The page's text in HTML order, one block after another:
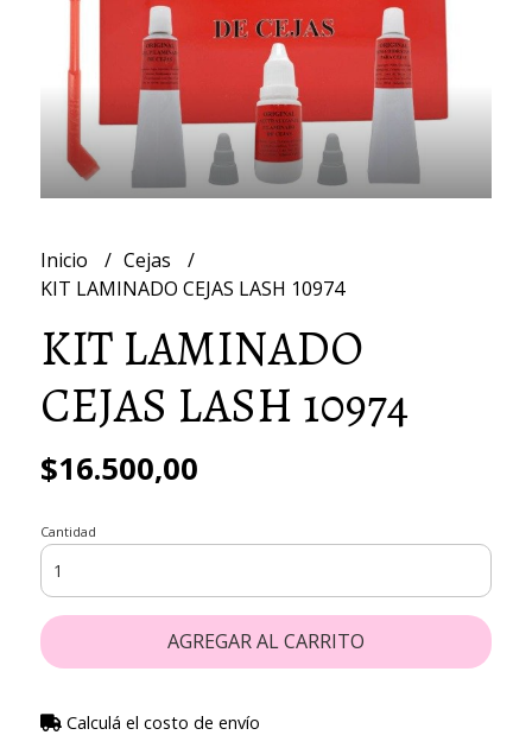
Inicio
Cejas
KIT LAMINADO CEJAS LASH 10974
KIT LAMINADO
CEJAS LASH 10974
$16.500,00
Cantidad
AGREGAR AL CARRITO
Calculá el costo de envío